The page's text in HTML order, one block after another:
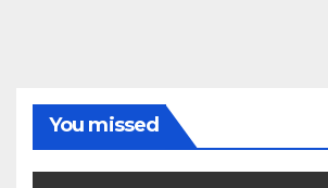
You missed